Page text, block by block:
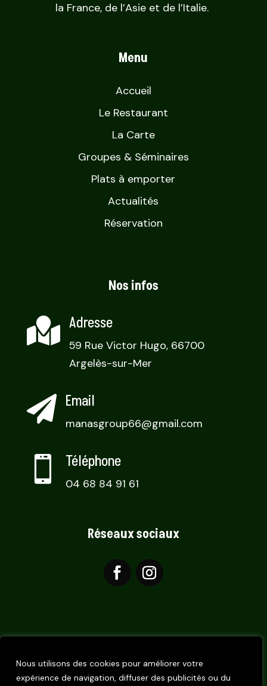
Nous utilisons des cookies pour améliorer votre
expérience de navigation, diffuser des publicités ou du
la France, de l’Asie et de l’Italie.
Menu
Accueil
Le Restaurant
La Carte
Groupes & Séminaires
Plats à emporter
Actualités
Réservation
Nos infos
 Adresse
59 Rue Victor Hugo, 66700
Argelès-sur-Mer
 Email
manasgroup66@gmail.com
 Téléphone
04 68 84 91 61
Réseaux sociaux
Réalisé par l’agenceDigiibuz🐝Copyright